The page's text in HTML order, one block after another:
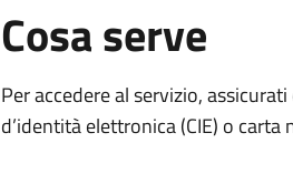
Cosa serve
Per accedere al servizio,
d’identità elettronica (CIE) o carta